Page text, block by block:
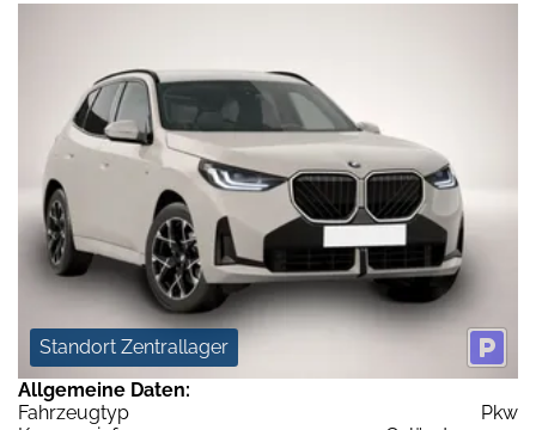
Standort Zentrallager
Allgemeine Daten:
Fahrzeugtyp
Pkw